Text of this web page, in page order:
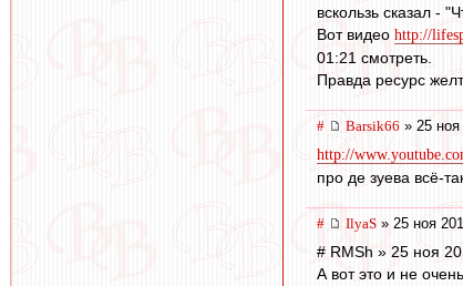
вскользь сказал -
Вот видео http://
01:21 смотреть.
Правда ресурс
# Barsik66 » 25
http://
про де зуева всё-
# IlyaS » 25 ноя
# RMSh » 25 ноя
А вот это и не